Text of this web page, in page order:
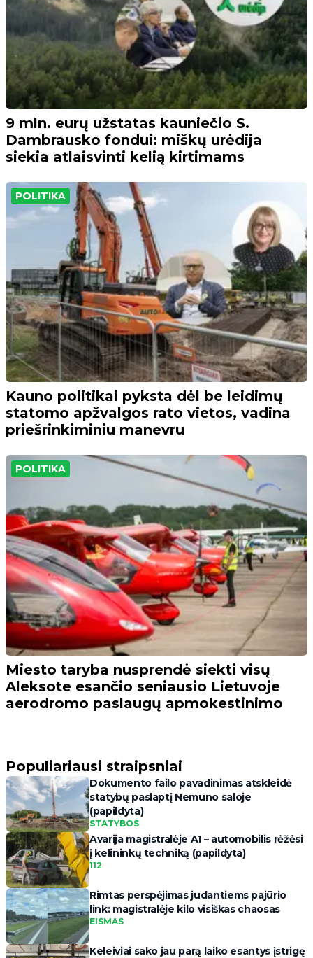
9 mln. eurų užstatas kauniečio S.
Dambrausko fondui: miškų urėdija
siekia atlaisvinti kelią kirtimams
POLITIKA
Kauno politikai pyksta dėl be leidimų
statomo apžvalgos rato vietos, vadina
priešrinkiminiu manevru
POLITIKA
Miesto taryba nusprendė siekti visų
Aleksote esančio seniausio Lietuvoje
aerodromo paslaugų apmokestinimo
Populiariausi straipsniai
Dokumento failo pavadinimas atskleidė
statybų paslaptį Nemuno saloje
(papildyta)
STATYBOS
Avarija magistralėje A1 – automobilis rėžėsi
į kelininkų techniką (papildyta)
112
Rimtas perspėjimas judantiems pajūrio
link: magistralėje kilo visiškas chaosas
EISMAS
Keleiviai sako jau parą laiko esantys įstrigę